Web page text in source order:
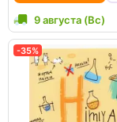
9 августа (Вс)
-35%